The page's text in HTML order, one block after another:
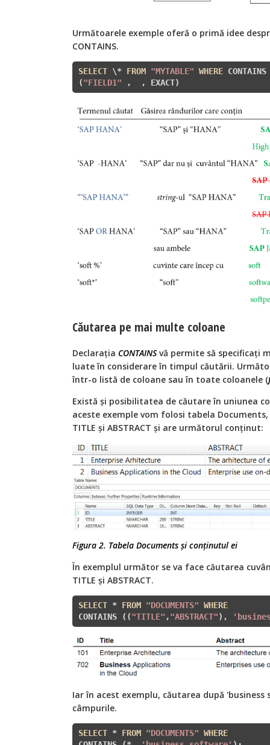
Următoarele exemple oferă o primă idee
CONTAINS.
SELECT \* FROM "MYTABLE" WHERE
("FIELD1" , , EXACT)
Căutarea pe mai multe coloane
Declarația CONTAINSvă permite să specificați
luate în considerare în timpul căutării.
într-o listă de coloane sau în toate coloanele (
Există și posibilitatea de căutare în uniunea
aceste exemple vom folosi tabela
TITLE și ABSTRACT și are următorul conținut:
Figura 2. Tabela Documents și conținutul ei
În exemplul următor se va face căutarea
TITLE și ABSTRACT.
SELECT * FROM "DOCUMENTS" WHERE
CONTAINS (("TITLE" ,"ABSTRACT"),
Iar în acest exemplu, căutarea după
câmpurile.
SELECT * FROM "DOCUMENTS" WHERE